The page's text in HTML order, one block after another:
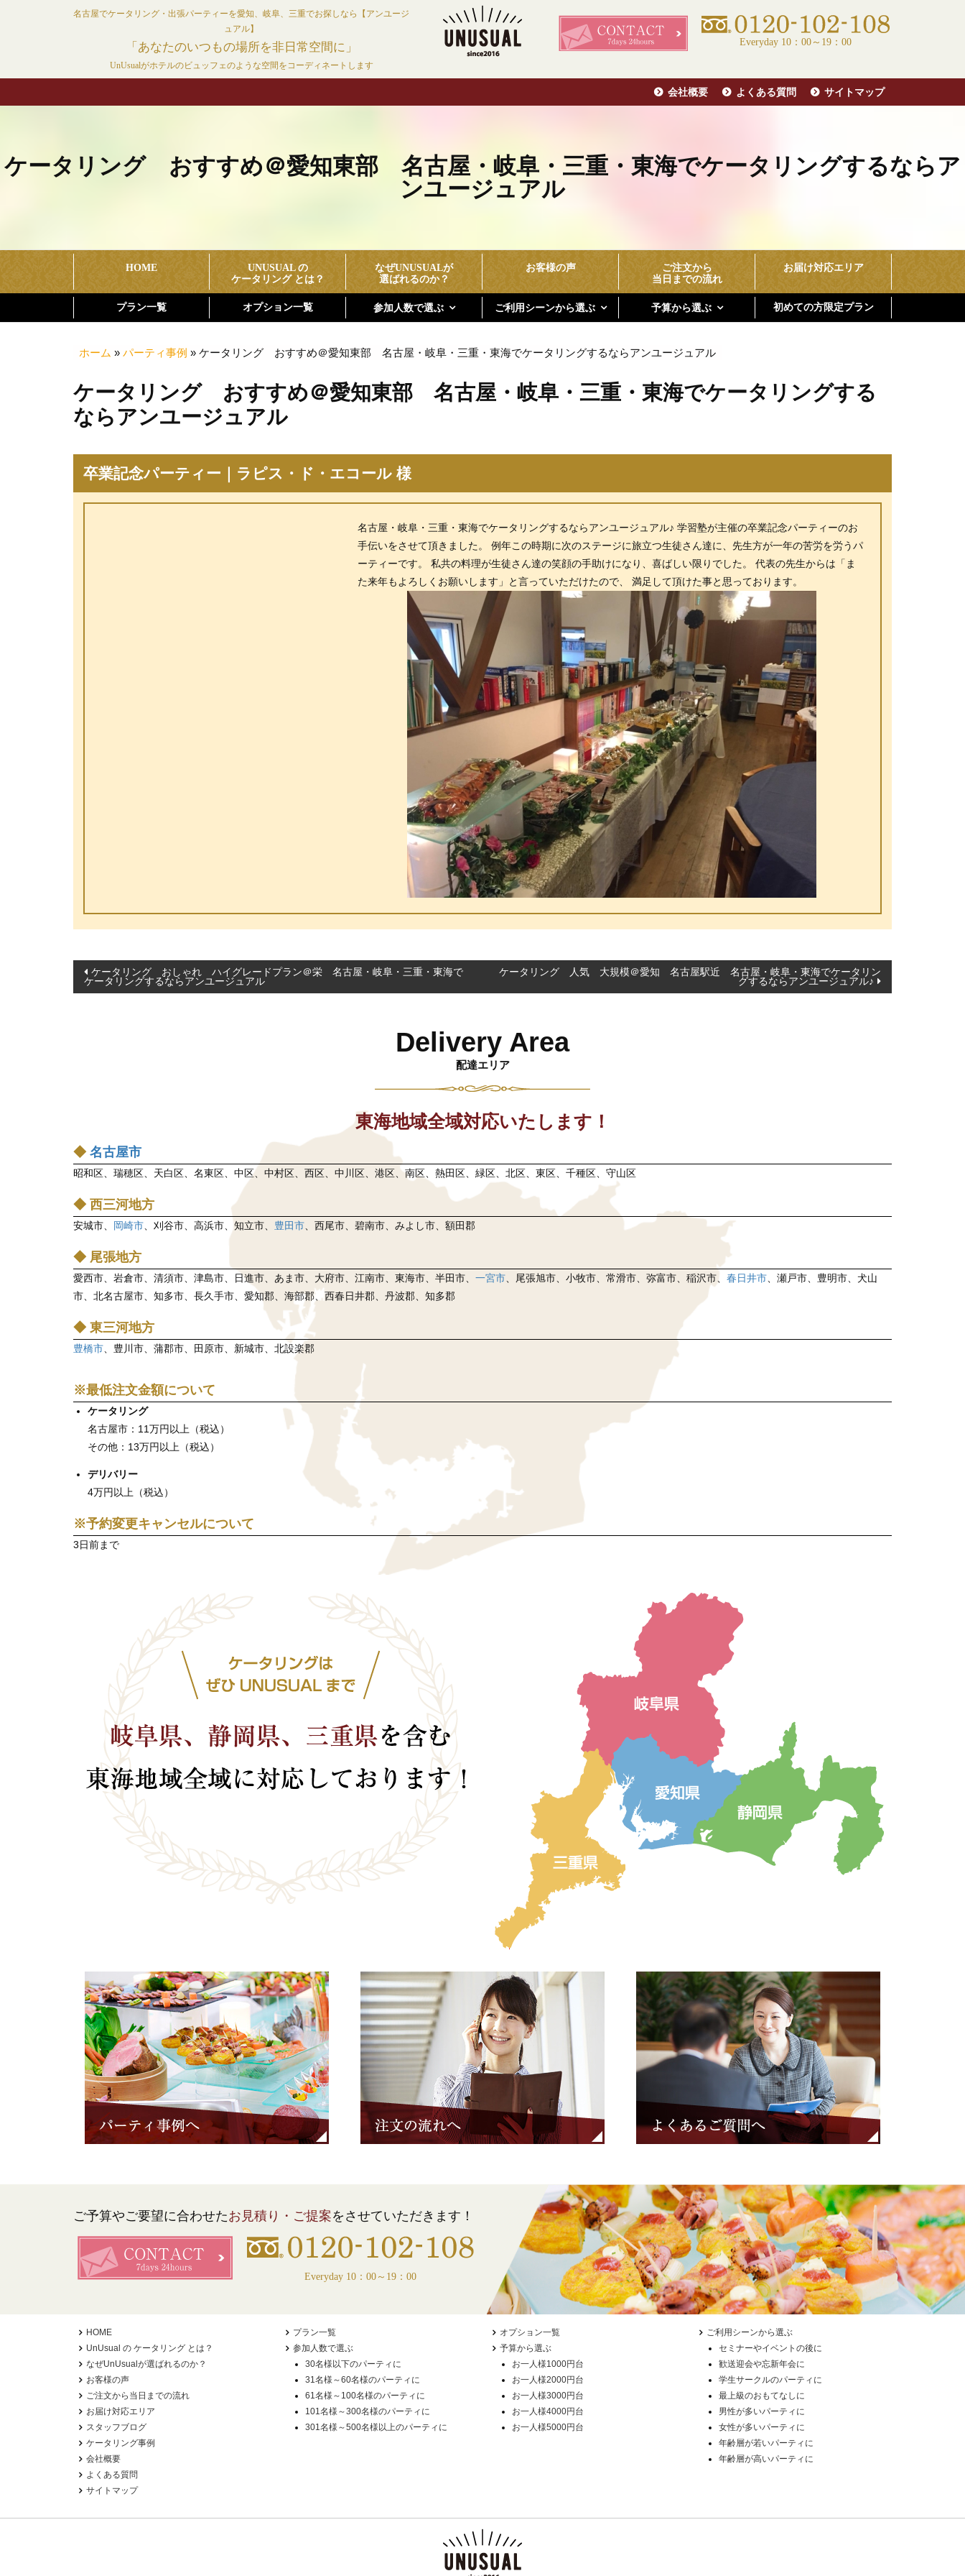
ツ
プ
名古屋でケータリング・出張パーティーを愛知、岐阜、三重でお探しなら【アンユージ
ュアル】
「あなたのいつもの場所を非日常空間に」
UnUsualがホテルのビュッフェのような空間をコーディネートします
Everyday 10：00～19：00
会社概要 よくある質問 サイトマップ
ケータリング おすすめ＠愛知東部 名古屋・岐阜・三重・東海でケータリングするならア
ンユージュアル
HOME
UNUSUAL の
ケータリング とは？
なぜUNUSUALが
選ばれるのか？
お客様の声
ご注文から
当日までの流れ
お届け対応エリア
プラン一覧 オプション一覧 参加人数で選ぶ ご利用シーンから選ぶ 予算から選ぶ 初めての方限定プラン
ホーム » パーティ事例 » ケータリング おすすめ＠愛知東部 名古屋・岐阜・三重・東海でケータリングするならアンユージュアル
ケータリング おすすめ＠愛知東部 名古屋・岐阜・三重・東海でケータリングする
ならアンユージュアル
卒業記念パーティー｜ラピス・ド・エコール 様
名古屋・岐阜・三重・東海でケータリングするならアンユージュアル♪ 学習塾が主催の卒業記念パーティーのお
手伝いをさせて頂きました。 例年この時期に次のステージに旅立つ生徒さん達に、先生方が一年の苦労を労うパ
ーティーです。 私共の料理が生徒さん達の笑顔の手助けになり、喜ばしい限りでした。 代表の先生からは「ま
た来年もよろしくお願いします」と言っていただけたので、 満足して頂けた事と思っております。
投
稿
ケータリング おしゃれ ハイグレードプラン＠栄 名古屋・岐阜・三重・東海で
ケータリングするならアンユージュアル
ケータリング 人気 大規模＠愛知 名古屋駅近 名古屋・岐阜・東海でケータリン
グするならアンユージュアル♪
Delivery Area
配達エリア
東海地域全域対応いたします！
◆ 名古屋市
昭和区、瑞穂区、天白区、名東区、中区、中村区、西区、中川区、港区、南区、熱田区、緑区、北区、東区、千種区、守山区
◆ 西三河地方
安城市、 岡崎市、刈谷市、高浜市、知立市、 豊田市、西尾市、碧南市、みよし市、額田郡
◆ 尾張地方
愛西市、岩倉市、清須市、津島市、日進市、あま市、大府市、江南市、東海市、半田市、 一宮市、尾張旭市、小牧市、常滑市、弥富市、稲沢市、 春日井市、瀬戸市、豊明市、犬山
市、北名古屋市、知多市、長久手市、愛知郡、海部郡、西春日井郡、丹波郡、知多郡
◆ 東三河地方
豊橋市、豊川市、蒲郡市、田原市、新城市、北設楽郡
※最低注文金額について
ケータリング
名古屋市：11万円以上（税込）
その他：13万円以上（税込）
デリバリー
4万円以上（税込）
※予約変更キャンセルについて
3日前まで
ご予算やご要望に合わせたお見積り・ご提案をさせていただきます！
Everyday 10：00～19：00
HOME
UnUsual の ケータリング とは？
なぜUnUsualが選ばれるのか？
お客様の声
ご注文から当日までの流れ
お届け対応エリア
スタッフブログ
ケータリング事例
会社概要
よくある質問
サイトマップ
プラン一覧
参加人数で選ぶ
30名様以下のパーティに
31名様～60名様のパーティに
61名様～100名様のパーティに
101名様～300名様のパーティに
301名様～500名様以上のパーティに
オプション一覧
予算から選ぶ
お一人様1000円台
お一人様2000円台
お一人様3000円台
お一人様4000円台
お一人様5000円台
ご利用シーンから選ぶ
セミナーやイベントの後に
歓送迎会や忘新年会に
学生サークルのパーティに
最上級のおもてなしに
男性が多いパーティに
女性が多いパーティに
年齢層が若いパーティに
年齢層が高いパーティに